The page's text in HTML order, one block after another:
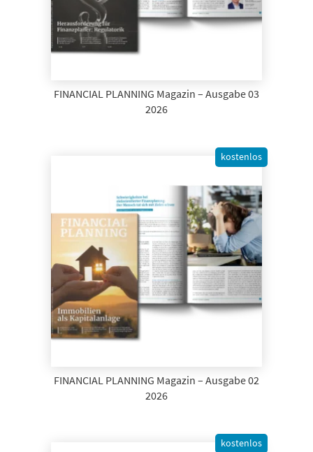
FINANCIAL PLANNING Magazin – Ausgabe 03
2026
FINANCIAL PLANNING Magazin – Ausgabe 02
2026
kostenlos
kostenlos